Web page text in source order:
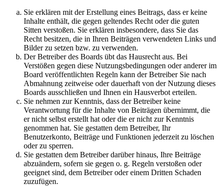
Sie erklären mit der Erstellung eines Beitrags, dass er keine
Inhalte enthält, die gegen geltendes Recht oder die guten
Sitten verstoßen. Sie erklären insbesondere, dass Sie das
Recht besitzen, die in Ihren Beiträgen verwendeten Links und
Bilder zu setzen bzw. zu verwenden.
Der Betreiber des Boards übt das Hausrecht aus. Bei
Verstößen gegen diese Nutzungsbedingungen oder anderer im
Board veröffentlichten Regeln kann der Betreiber Sie nach
Abmahnung zeitweise oder dauerhaft von der Nutzung dieses
Boards ausschließen und Ihnen ein Hausverbot erteilen.
Sie nehmen zur Kenntnis, dass der Betreiber keine
Verantwortung für die Inhalte von Beiträgen übernimmt, die
er nicht selbst erstellt hat oder die er nicht zur Kenntnis
genommen hat. Sie gestatten dem Betreiber, Ihr
Benutzerkonto, Beiträge und Funktionen jederzeit zu löschen
oder zu sperren.
Sie gestatten dem Betreiber darüber hinaus, Ihre Beiträge
abzuändern, sofern sie gegen o. g. Regeln verstoßen oder
geeignet sind, dem Betreiber oder einem Dritten Schaden
zuzufügen.